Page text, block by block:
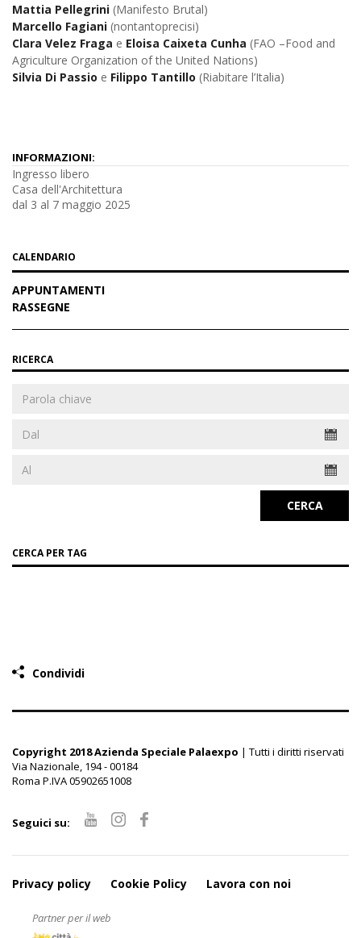
Mattia Pellegrini (Manifesto Brutal)
Marcello Fagiani (nontantoprecisi)
Clara Velez Fraga e Eloisa Caixeta Cunha (FAO –Food and
Agriculture Organization of the United Nations)
Silvia Di Passio e Filippo Tantillo (Riabitare l’Italia)
INFORMAZIONI:
Ingresso libero
Casa dell'Architettura
dal 3 al 7 maggio 2025
CALENDARIO
APPUNTAMENTI
RASSEGNE
RICERCA
CERCA
CERCA PER TAG
Condividi
Copyright 2018 Azienda Speciale Palaexpo | Tutti i diritti riservati
Via Nazionale, 194 - 00184
Roma P.IVA 05902651008
Seguici su:
Privacy policy Cookie Policy Lavora con noi
Partner per il web